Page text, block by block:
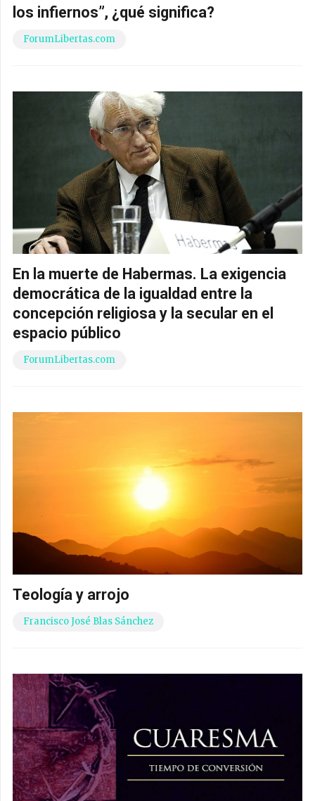
los infiernos”, ¿qué significa?
ForumLibertas.com
En la muerte de Habermas. La exigencia
democrática de la igualdad entre la
concepción religiosa y la secular en el
espacio público
ForumLibertas.com
Teología y arrojo
Francisco José Blas Sánchez